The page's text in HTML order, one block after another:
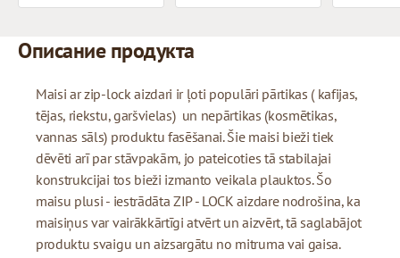
Описание продукта
Maisi ar zip-lock aizdari ir ļoti populāri pārtikas ( kafijas,
tējas, riekstu, garšvielas) un nepārtikas (kosmētikas,
vannas sāls) produktu fasēšanai. Šie maisi bieži tiek
dēvēti arī par stāvpakām, jo pateicoties tā stabilajai
konstrukcijai tos bieži izmanto veikala plauktos. Šo
maisu plusi - iestrādāta ZIP - LOCK aizdare nodrošina, ka
maisiņus var vairākkārtīgi atvērt un aizvērt, tā saglabājot
produktu svaigu un aizsargātu no mitruma vai gaisa.